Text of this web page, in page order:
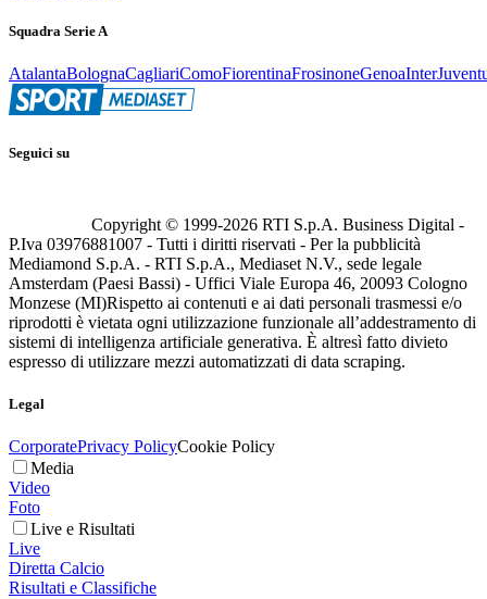
Squadra Serie A
AtalantaBolognaCagliariComoFiorentinaFrosinoneGenoaInter
Seguici su
Copyright © 1999-2026 RTI S.p.A. Business Digital -
P.Iva 03976881007 - Tutti i diritti riservati - Per la pubblicità
Mediamond S.p.A. - RTI S.p.A., Mediaset N.V., sede legale
Amsterdam (Paesi Bassi) - Uffici Viale Europa 46, 20093 Cologno
Monzese (MI)Rispetto ai contenuti e ai dati personali trasmessi e/o
riprodotti è vietata ogni utilizzazione funzionale all’addestramento di
sistemi di intelligenza artificiale generativa. È altresì fatto divieto
espresso di utilizzare mezzi automatizzati di data scraping.
Legal
CorporatePrivacy PolicyCookie Policy
Media
Video
Foto
Live e Risultati
Live
Diretta Calcio
Risultati e Classifiche